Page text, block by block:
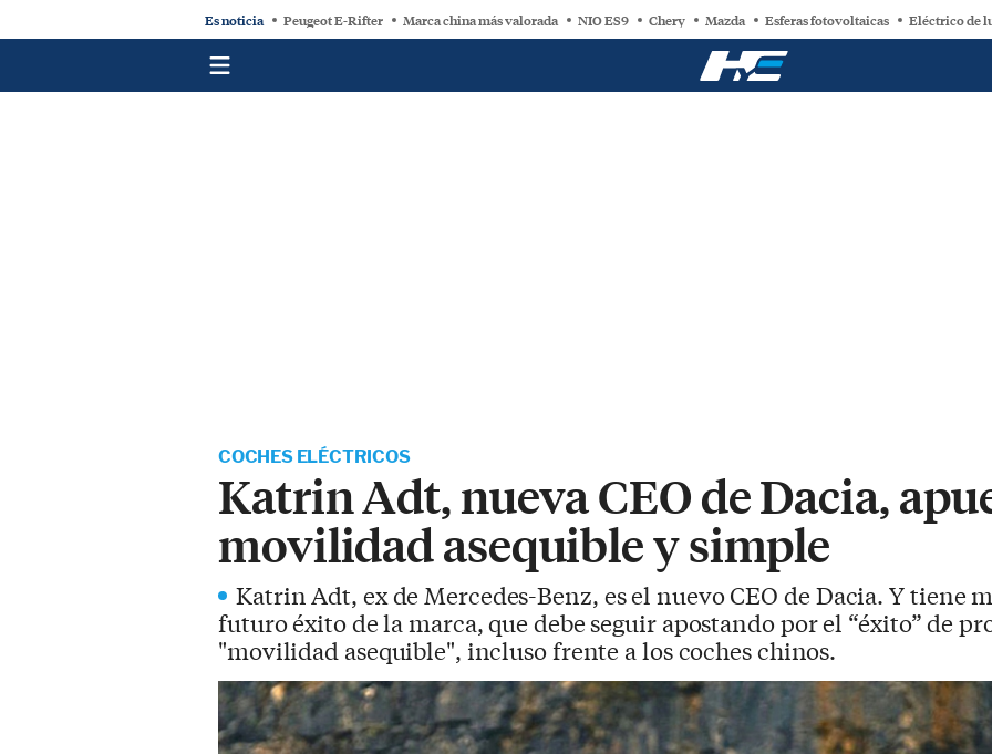
Es noticia Peugeot E-Rifter Marca china más valorada NIO ES9 Chery Mazda Esferas fotovoltaicas Eléctrico de
COCHES ELÉCTRICOS
Katrin Adt, nueva CEO de Dacia,
movilidad asequible y simple
Katrin Adt, ex de Mercedes-Benz, es el nuevo CEO de Dacia. Y tiene
futuro éxito de la marca, que debe seguir apostando por el “éxito” de
"movilidad asequible", incluso frente a los coches chinos.